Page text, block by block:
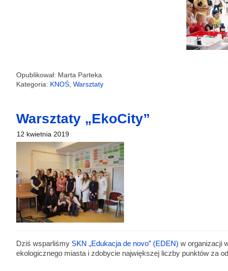
Opublikował: Marta Parteka
Kategoria: KNOŚ,Warsztaty
Warsztaty „EkoCity”
12 kwietnia 2019
Dziś wsparliśmy SKN „Edukacja de novo” (EDEN) w organizacji
ekologicznego miasta i zdobycie największej liczby punktów za